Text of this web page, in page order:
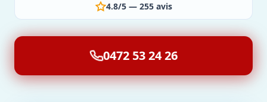
4.8/5 — 255 avis
0472 53 24 26